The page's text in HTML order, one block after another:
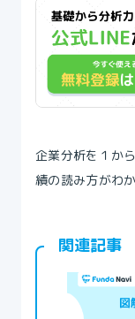
企業分析を１か
績の読み方がわ
関連記事